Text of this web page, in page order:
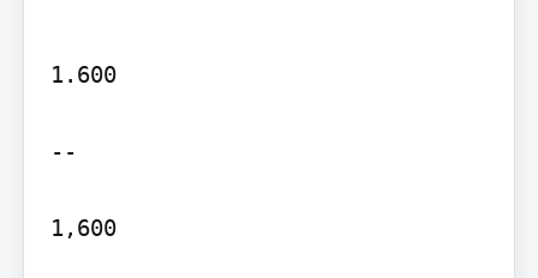
1.600
--
1,600